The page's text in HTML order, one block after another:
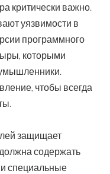
критически важно.
уязвимости в
программного
которыми
чтобы всегда
защищает
содержать
специальные